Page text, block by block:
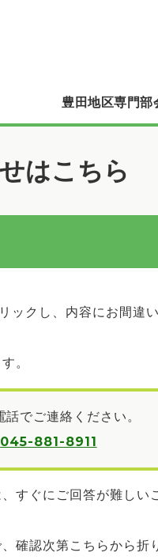
豊田地区専門部
はこちら
ックし、内容にお間違
。
でご連絡ください。
045-881-8911
すぐにご回答が難しい
確認次第こちらから折